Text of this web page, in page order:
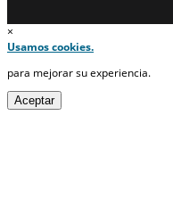
×
Usamos cookies.
para mejorar su experiencia.
Aceptar